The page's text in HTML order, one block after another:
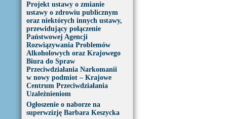
Projekt ustawy o zmianie
ustawy o zdrowiu publicznym
oraz niektórych innych ustawy,
przewidujący połączenie
Państwowej Agencji
Rozwiązywania Problemów
Alkoholowych oraz Krajowego
Biura do Spraw
Przeciwdziałania Narkomanii
w nowy podmiot – Krajowe
Centrum Przeciwdziałania
Uzależnieniom
Ogłoszenie o naborze na
superwzizję Barbara Keszycka